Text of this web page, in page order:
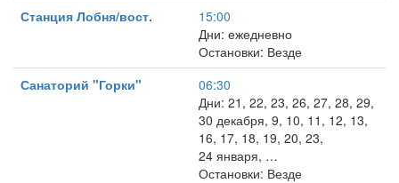
Станция Лобня/вост.
15:00
Дни: ежедневно
Остановки: Везде
Санаторий "Горки"
06:30
Дни: 21, 22, 23, 26, 27, 28, 29,
30 декабря, 9, 10, 11, 12, 13,
16, 17, 18, 19, 20, 23,
24 января, …
Остановки: Везде